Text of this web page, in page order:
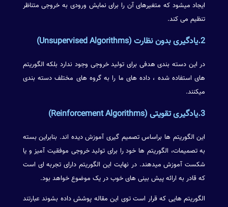
ایجاد میشود که متغیرهای آن را برای نمایش ورودی به خروجی متناظر
تنظیم می کند.
2.یادگیری بدون نظارت (Unsupervised Algorithms)
در این دسته بندی هدفی برای تولید خروجی وجود ندارد بلکه الگوریتم
های استفاده شده ، داده های ما را به گروه های مختلف دسته بندی
میکنند.
3.یادگیری تقویتی (Reinforcement Algorithms)
این الگوریتم ها براساس تصمیم گیری آموزش دیده اند. بنابراین بسته
به تصمیمات، الگوریتم ها خود را برای تولید خروجی موفقیت آمیز و یا
شکست آموزش میدهند. در نهایت این الگوریتم دارای تجربه ای است
که قادر به ارائه پیش بینی های خوب در یک موضوع خواهد بود.
الگوریتم هایی که قرار است توی این مقاله پوشش داده بشوند عبارتند